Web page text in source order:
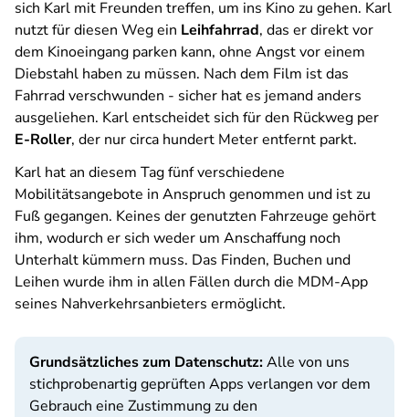
sich Karl mit Freunden treffen, um ins Kino zu gehen. Karl
nutzt für diesen Weg ein Leihfahrrad, das er direkt vor
dem Kinoeingang parken kann, ohne Angst vor einem
Diebstahl haben zu müssen. Nach dem Film ist das
Fahrrad verschwunden - sicher hat es jemand anders
ausgeliehen. Karl entscheidet sich für den Rückweg per
E-Roller, der nur circa hundert Meter entfernt parkt.
Karl hat an diesem Tag fünf verschiedene
Mobilitätsangebote in Anspruch genommen und ist zu
Fuß gegangen. Keines der genutzten Fahrzeuge gehört
ihm, wodurch er sich weder um Anschaffung noch
Unterhalt kümmern muss. Das Finden, Buchen und
Leihen wurde ihm in allen Fällen durch die MDM-App
seines Nahverkehrsanbieters ermöglicht.
Grundsätzliches zum Datenschutz:Alle von uns
stichprobenartig geprüften Apps verlangen vor dem
Gebrauch eine Zustimmung zu den